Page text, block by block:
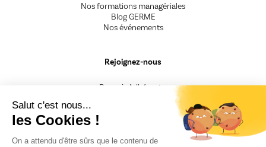
Salut c'est nous...
les Cookies !
On a attendu d'être sûrs que le contenu de
Nos formations managériales
Blog GERME
Nos événements
Rejoignez-nous
Devenir Adhérent.e
Besoin d'un renseignement